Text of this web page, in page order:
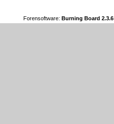
Forensoftware: Burning Board 2.3.6